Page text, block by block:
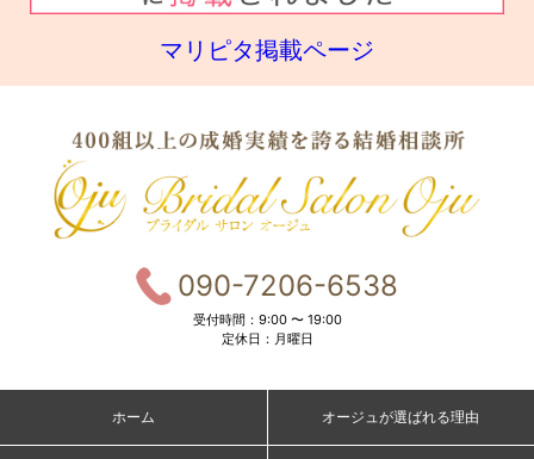
マリピタ掲載ページ
090-7206-6538
受付時間：9:00 〜 19:00
定休日：月曜日
ホーム オージュが選ばれる理由